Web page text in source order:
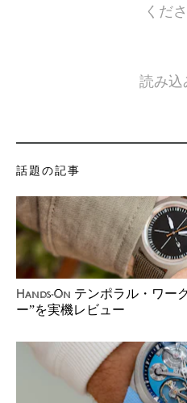
くだ
読み
話題の記事
Hands-On テンポラル・ワー
ー”を実機レビュー